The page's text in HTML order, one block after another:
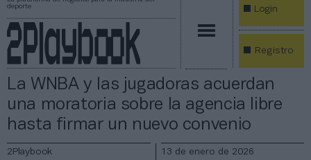
deporte
Login
Registro
La WNBA y las jugadoras acuerdan
una moratoria sobre la agencia libre
hasta firmar un nuevo convenio
2Playbook 13 de enero de 2026